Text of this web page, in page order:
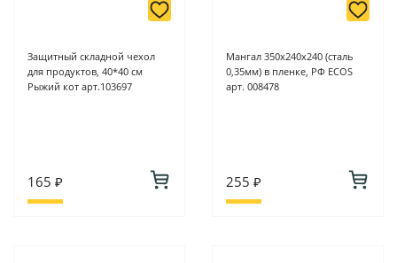
Защитный складной чехол
для продуктов, 40*40 см
Рыжий кот арт.103697
165 ₽
Мангал 350х240х240 (сталь
0,35мм) в пленке, РФ ECOS
арт. 008478
255 ₽